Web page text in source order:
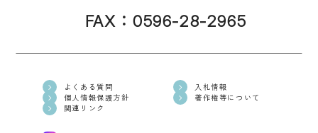
FAX：0596-28-2965
よくある質問
入札情報
個人情報保護方針
著作権等について
関連リンク